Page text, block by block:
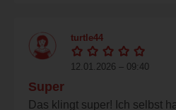
turtle44
12.01.2026 – 09:40
Super
Das klingt super! Ich selbst